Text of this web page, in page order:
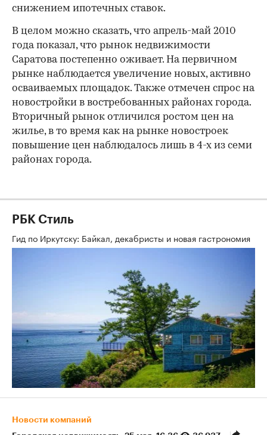
снижением ипотечных ставок.
В целом можно сказать, что апрель-май 2010
года показал, что рынок недвижимости
Саратова постепенно оживает. На первичном
рынке наблюдается увеличение новых, активно
осваиваемых площадок. Также отмечен спрос на
новостройки в востребованных районах города.
Вторичный рынок отличился ростом цен на
жилье, в то время как на рынке новостроек
повышение цен наблюдалось лишь в 4-х из семи
районах города.
РБК Стиль
Гид по Иркутску: Байкал, декабристы и новая гастрономия
Новости компаний